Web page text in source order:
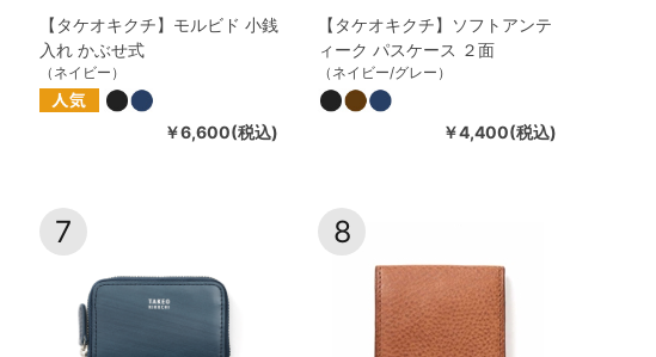
【タケオキクチ】モルビド 小銭
入れ かぶせ式
（ネイビー）
￥6,600(税込)
【タケオキクチ】ソフトアンテ
ィーク パスケース ２面
（ネイビー/グレー）
￥4,400(税込)
7 8